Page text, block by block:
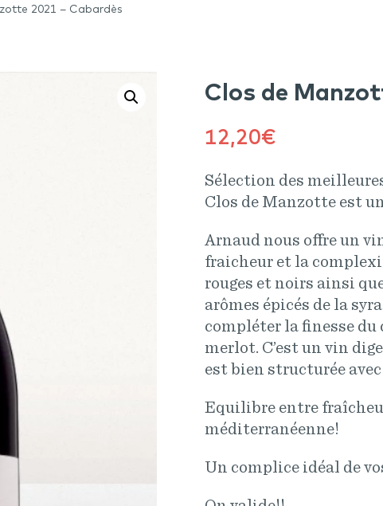
2021 – Cabardès
Clos de
12,20€
Sélection des
Clos de Manzotte est
Arnaud nous offre un
fraicheur et la
rouges et noirs ainsi
arômes épicés de la
compléter la finesse
merlot. C’est un vin
est bien structurée
Equilibre entre
méditerranéenne!
Un complice idéal de